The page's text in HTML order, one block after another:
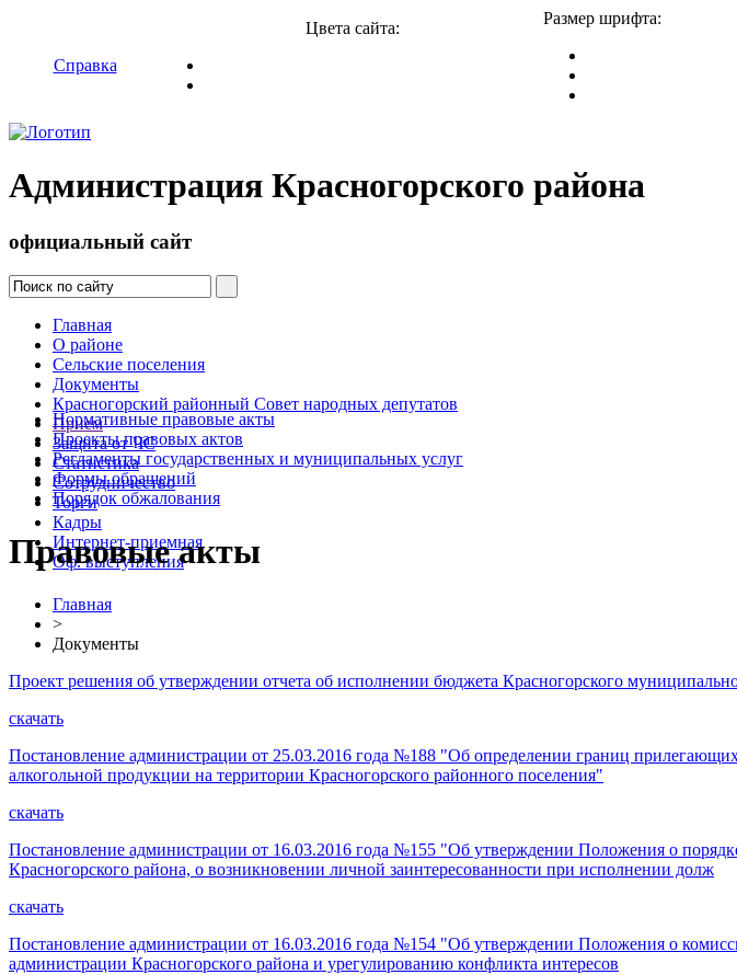
Справка
Цвета сайта:
Размер шрифта:
Администрация Красногорского района
официальный сайт
Главная
О районе
Сельские поселения
Документы
Красногорский районный Совет народных депутатов
Прием
Защита от ЧС
Статистика
Сотрудничество
Торги
Кадры
Интернет-приемная
Оф. выступления
Нормативные правовые акты
Проекты правовых актов
Регламенты государственных и муниципальных услуг
Формы обращений
Порядок обжалования
Правовые акты
Главная
>
Документы
Проект решения об утверждении отчета об исполнении бюджета Красногорского
скачать
Постановление администрации от 25.03.2016 года №188 "Об определении границ
алкогольной продукции на территории Красногорского районного поселения"
скачать
Постановление администрации от 16.03.2016 года №155 "Об утверждении Положения о
Красногорского района, о возникновении личной заинтересованности при исполнении долж
скачать
Постановление администрации от 16.03.2016 года №154 "Об утверждении Положения о
администрации Красногорского района и урегулированию конфликта интересов